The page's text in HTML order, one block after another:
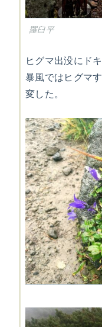
羅臼平
ヒグマ出没にド
暴風ではヒグマ
変した。